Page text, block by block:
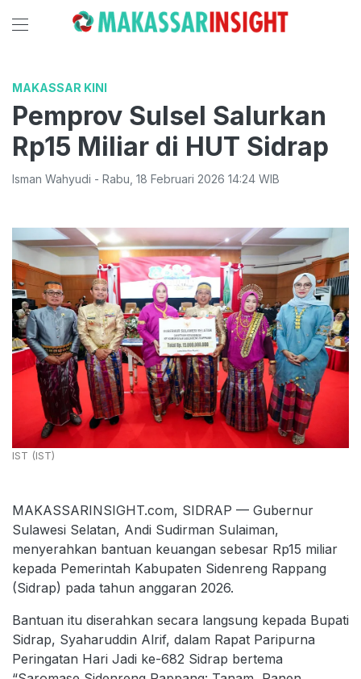
MAKASSAR KINI
Pemprov Sulsel Salurkan
Rp15 Miliar di HUT Sidrap
Isman Wahyudi - Rabu 18 Februari 2026 14:24 WIB
IST (IST)
MAKASSARINSIGHT.com, SIDRAP — Gubernur
Sulawesi Selatan, Andi Sudirman Sulaiman,
menyerahkan bantuan keuangan sebesar Rp15 miliar
kepada Pemerintah Kabupaten Sidenreng Rappang
(Sidrap) pada tahun anggaran 2026.
Bantuan itu diserahkan secara langsung kepada Bupati
Sidrap, Syaharuddin Alrif, dalam Rapat Paripurna
Peringatan Hari Jadi ke-682 Sidrap bertema